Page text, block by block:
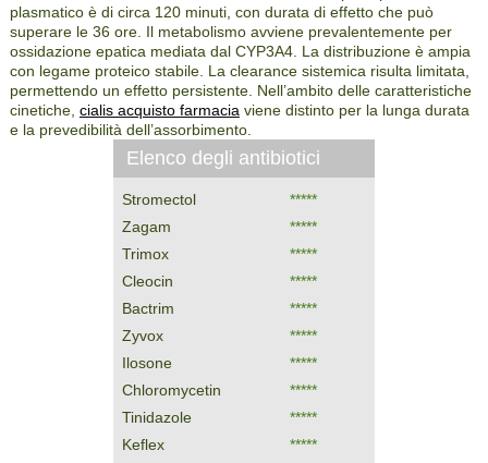
plasmatico è di circa 120 minuti, con durata di effetto che può
superare le 36 ore. Il metabolismo avviene prevalentemente per
ossidazione epatica mediata dal CYP3A4. La distribuzione è ampia
con legame proteico stabile. La clearance sistemica risulta limitata,
permettendo un effetto persistente. Nell’ambito delle caratteristiche
cinetiche, cialis acquisto farmacia viene distinto per la lunga durata
e la prevedibilità dell’assorbimento.
Elenco degli antibiotici
Stromectol
*****
Zagam
*****
Trimox
*****
Cleocin
*****
Bactrim
*****
Zyvox
*****
Ilosone
*****
Chloromycetin
*****
Tinidazole
*****
Keflex
*****